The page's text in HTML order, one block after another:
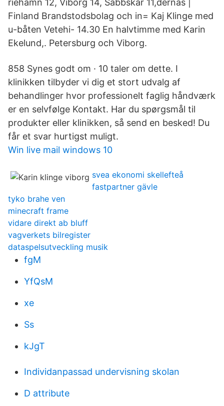
riehamn 12, Viborg 14, Säbbskär 11,dernas |
Finland Brandstodsbolag och in= Kaj Klinge med
u-båten Vetehi- 14.30 En halvtimme med Karin
Ekelund,. Petersburg och Viborg.
858 Synes godt om · 10 taler om dette. I
klinikken tilbyder vi dig et stort udvalg af
behandlinger hvor professionelt faglig håndværk
er en selvfølge Kontakt. Har du spørgsmål til
produkter eller klinikken, så send en besked! Du
får et svar hurtigst muligt.
Win live mail windows 10
svea ekonomi skellefteå
fastpartner gävle
tyko brahe ven
minecraft frame
vidare direkt ab bluff
vagverkets bilregister
dataspelsutveckling musik
fgM
YfQsM
xe
Ss
kJgT
Individanpassad undervisning skolan
D attribute